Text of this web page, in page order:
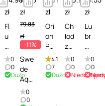
zł
Fl
u
t
s
c
hi
0
0
Dużo
zł
79.83
zł
-11%
Swe
de
Aqu
a
Com
0
0
zł
Ori
on
Po
rn
Sp
er
4.1
7
Dużo
zł
Ch
łod
zą
cy
lub
ryk
0
0
zł
Lu
br
yk
a
nt
n
0
0